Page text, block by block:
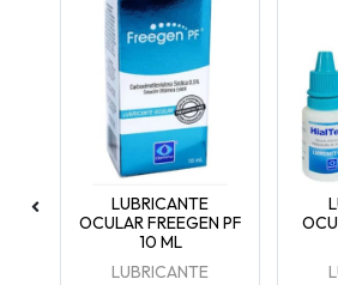
LUBRICANTE
OCULAR FREEGEN PF
10 ML
LUBRICANTE